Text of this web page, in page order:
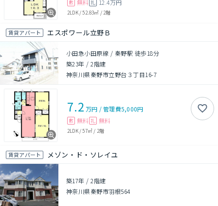
敷 無料 礼 12.4万円
2LDK/52.83㎡ /2階
賃貸アパート エスポワール立野Ｂ
小田急小田原線 / 秦野駅 徒歩18分
築23年 /2階建
神奈川県秦野市立野台３丁目16-7
7.2 万円 /管理費5,000円
敷 無料 礼 無料
2LDK/57㎡ / 2階
賃貸アパート メゾン・ド・ソレイユ
築17年 /2階建
神奈川県秦野市羽根564